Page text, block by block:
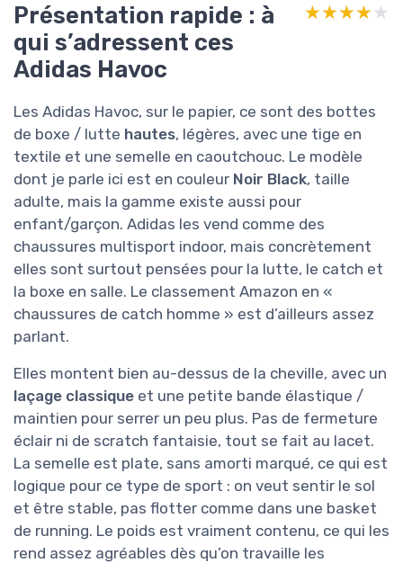
Présentation rapide : à
qui s’adressent ces
Adidas Havoc
★★★★★
★★★★★
Les Adidas Havoc, sur le papier, ce sont des bottes
de boxe / lutte hautes, légères, avec une tige en
textile et une semelle en caoutchouc. Le modèle
dont je parle ici est en couleur Noir Black, taille
adulte, mais la gamme existe aussi pour
enfant/garçon. Adidas les vend comme des
chaussures multisport indoor, mais concrètement
elles sont surtout pensées pour la lutte, le catch et
la boxe en salle. Le classement Amazon en «
chaussures de catch homme » est d’ailleurs assez
parlant.
Elles montent bien au-dessus de la cheville, avec un
laçage classique et une petite bande élastique /
maintien pour serrer un peu plus. Pas de fermeture
éclair ni de scratch fantaisie, tout se fait au lacet.
La semelle est plate, sans amorti marqué, ce qui est
logique pour ce type de sport : on veut sentir le sol
et être stable, pas flotter comme dans une basket
de running. Le poids est vraiment contenu, ce qui les
rend assez agréables dès qu’on travaille les